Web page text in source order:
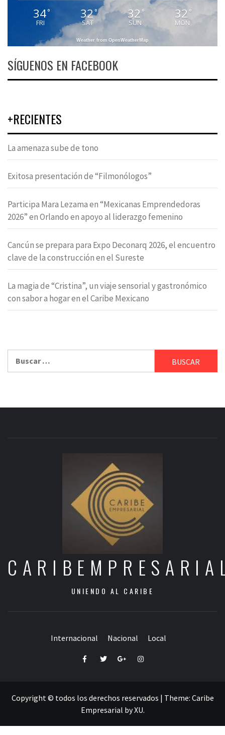
34°
FRI
32°
SAT
32 °
SUN
32 °
MON
Weather from OpenWeatherMap
SÍGUENOS EN FACEBOOK
+RECIENTES
La amenaza sube de tono
Exitosa presentación de “Filmonólogos”
Participa Mara Lezama en “Mexicanas Emprendedoras
2026” en Orlando en apoyo al liderazgo femenino
Cancún se prepara para Expo Deconarq 2026, el encuentro
clave de la construcción en el Sureste
La magia de “Cristina”, un viaje sensorial y gastronómico
con sabor a hogar en el Caribe Mexicano
UNIENDO AL CARIBE
Internacional Nacional Local
FacebookTwitterGoogle+Instagram
Copyright © todos los derechos reservados | Theme: Caribe
Empresarial byXU.